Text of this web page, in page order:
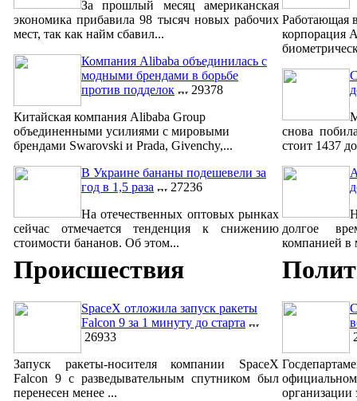
За прошлый месяц американская
экономика прибавила 98 тысяч новых рабочих
мест, так как найм сбавил...
Компания Alibaba объединилась с
модными брендами в борьбе
против подделок
29378
Китайская компания Alibaba Group
объединенными усилиями с мировыми
брендами Swarovski и Prada, Givenchy,...
В Украине бананы подешевели за
год в 1,5 раза
27236
На отечественных оптовых рынках
сейчас отмечается тенденция к снижению
стоимости бананов. Об этом...
Работающая
корпорация
снова
стоит 1437
долгое
компанией в
Происшествия
SpaceX отложила запуск ракеты
Falcon 9 за 1 минуту до старта
26933
Запуск ракеты-носителя компании SpaceX
Falcon 9 с разведывательным спутником был
перенесен менее ...
организации